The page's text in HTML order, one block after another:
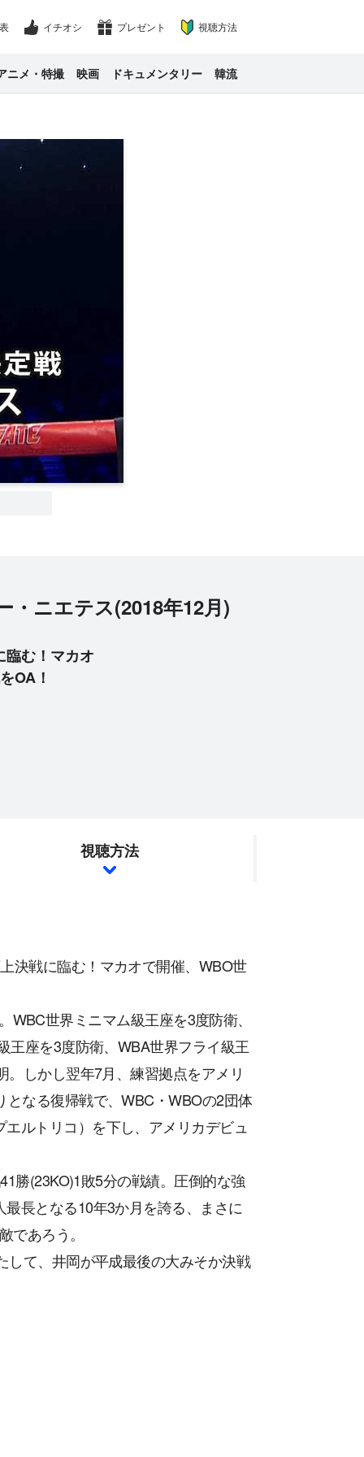
イチオシ プレゼント 視聴方法
ニメ・特撮 映画 ドキュメンタリー 韓流
・ニエテス(2018年12月)
臨む！マカオ
OA！
視聴方法
決戦に臨む！マカオで開催、WBO世
世界ミニマム級王座を3度防衛、
王座を3度防衛、WBA世界フライ級王
しかし翌年7月、練習拠点をアメリ
なる復帰戦で、WBC・WBOの2団体
ルトリコ）を下し、アメリカデビュ
勝(23KO)1敗5分の戦績。圧倒的な強
長となる10年3か月を誇る、まさに
であろう。
して、井岡が平成最後の大みそか決戦